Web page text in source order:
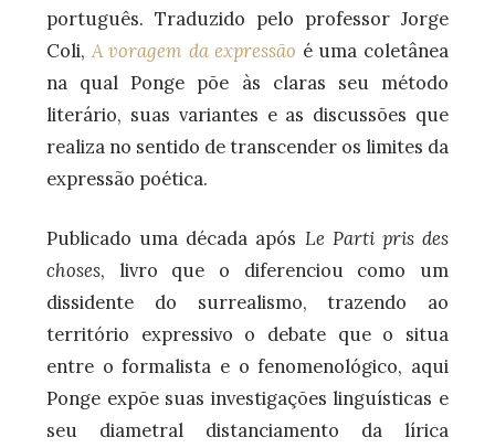
português. Traduzido pelo professor Jorge
Coli, A voragem da expressão é uma coletânea
na qual Ponge põe às claras seu método
literário, suas variantes e as discussões que
realiza no sentido de transcender os limites da
expressão poética.
Publicado uma década após Le Parti pris des
choses,
livro que o diferenciou como um
dissidente do surrealismo, trazendo ao
território expressivo o debate que o situa
entre o formalista e o fenomenológico, aqui
Ponge expõe suas investigações linguísticas e
seu diametral distanciamento da lírica